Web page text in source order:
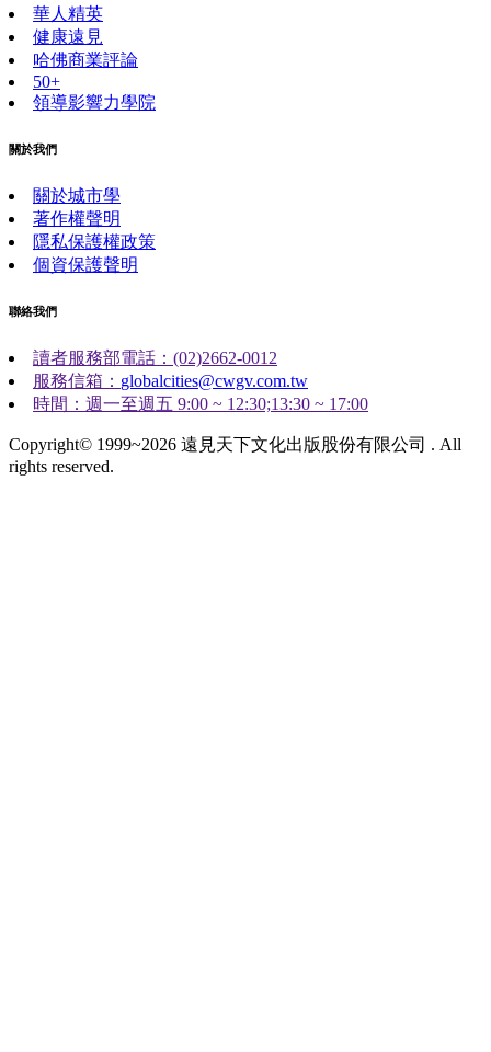
華人精英
健康遠見
哈佛商業評論
50+
領導影響力學院
關於我們
關於城市學
著作權聲明
隱私保護權政策
個資保護聲明
聯絡我們
讀者服務部電話：(02)2662-0012
服務信箱： globalcities@cwgv.com.tw
時間：週一至週五 9:00 ~ 12:30;13:30 ~ 17:00
Copyright© 1999~2026 遠見天下文化出版股份有限公司 . All
rights reserved.